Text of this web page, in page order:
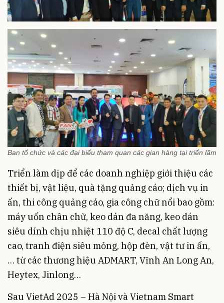
Ban tổ chức và các đại biểu tham quan các gian hàng tại triển lãm
Triển làm dịp để các doanh nghiệp giới thiệu các
thiết bị, vật liệu, quà tặng quảng cáo; dịch vụ in
ấn, thi công quảng cáo, gia công chữ nổi bao gồm:
máy uốn chân chữ, keo dán đa năng, keo dán
siêu dính chịu nhiệt 110 độ C, decal chất lượng
cao, tranh điện siêu mỏng, hộp đèn, vật tư in ấn,
… từ các thương hiệu ADMART, Vĩnh An Long An,
Heytex, Jinlong…
Sau VietAd 2025 – Hà Nội và Vietnam Smart